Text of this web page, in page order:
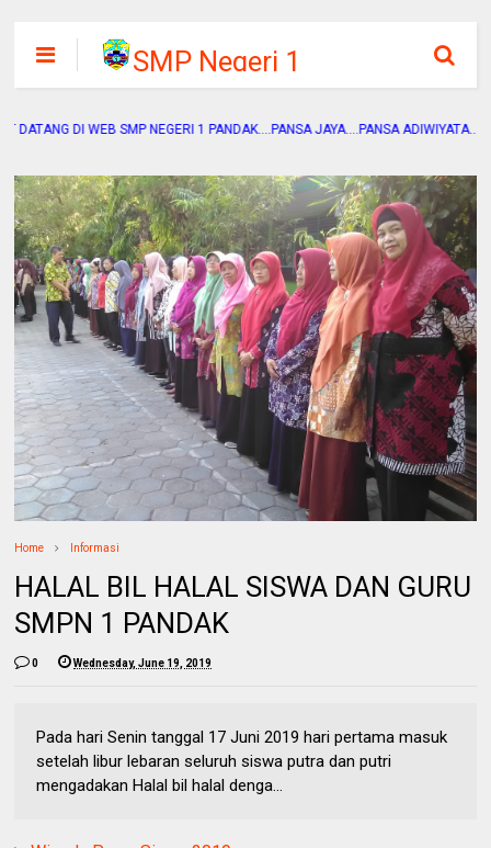
SMP Negeri 1
Pandak
DI WEB SMP NEGERI 1 PANDAK....PANSA JAYA....PANSA ADIWIYATA....PANSA
Home Informasi
HALAL BIL HALAL SISWA DAN GURU
SMPN 1 PANDAK
0 Wednesday, June 19, 2019
Pada hari Senin tanggal 17 Juni 2019 hari pertama masuk
setelah libur lebaran seluruh siswa putra dan putri
mengadakan Halal bil halal denga...